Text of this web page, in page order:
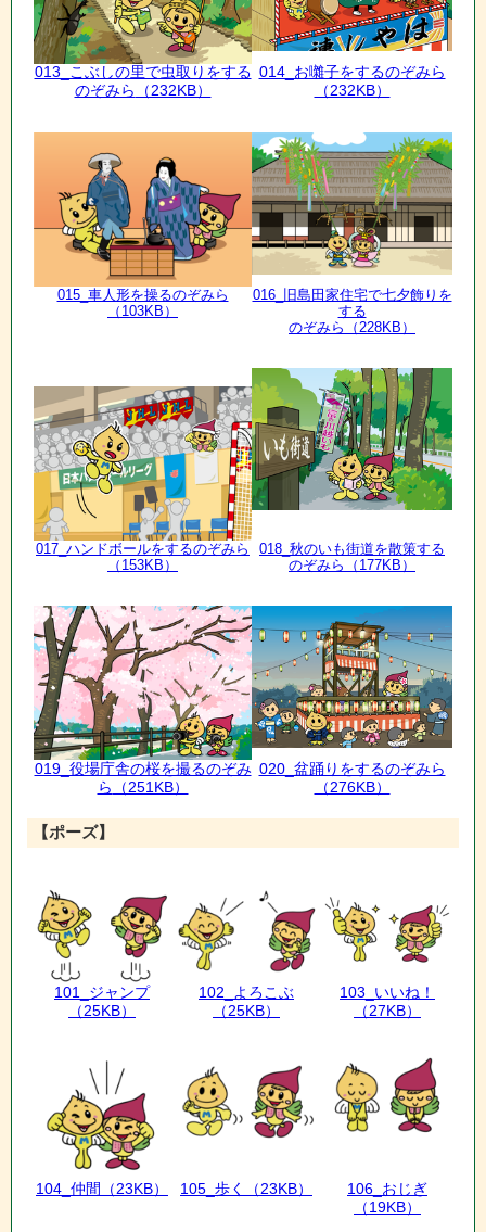
013_こぶしの里で虫取りをする
のぞみら （232KB）
014_お囃子をするのぞみら
（232KB）
015_車人形を操るのぞみら
（103KB）
016_旧島田家住宅で七夕飾りを
する
のぞみら
（228KB）
017_ハンドボールをするのぞみら
（153KB）
018_ 秋のいも街道を散策する
のぞみら
（177KB）
019_役場庁舎の桜を撮るのぞみ
ら （251KB）
020_盆踊りをするのぞみら
（276KB）
【ポーズ】
101_ジャンプ
（25KB）
102_よろこぶ
（25KB）
103_いいね！
（27KB）
104_仲間 （23KB） 105_歩く （23KB）
106_おじぎ
（19KB）